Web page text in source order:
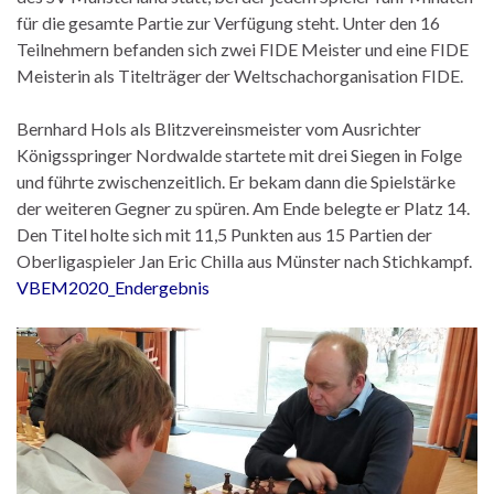
für die gesamte Partie zur Verfügung steht. Unter den 16
Teilnehmern befanden sich zwei FIDE Meister und eine FIDE
Meisterin als Titelträger der Weltschachorganisation FIDE.
Bernhard Hols als Blitzvereinsmeister vom Ausrichter
Königsspringer Nordwalde startete mit drei Siegen in Folge
und führte zwischenzeitlich. Er bekam dann die Spielstärke
der weiteren Gegner zu spüren. Am Ende belegte er Platz 14.
Den Titel holte sich mit 11,5 Punkten aus 15 Partien der
Oberligaspieler Jan Eric Chilla aus Münster nach Stichkampf.
VBEM2020_Endergebnis